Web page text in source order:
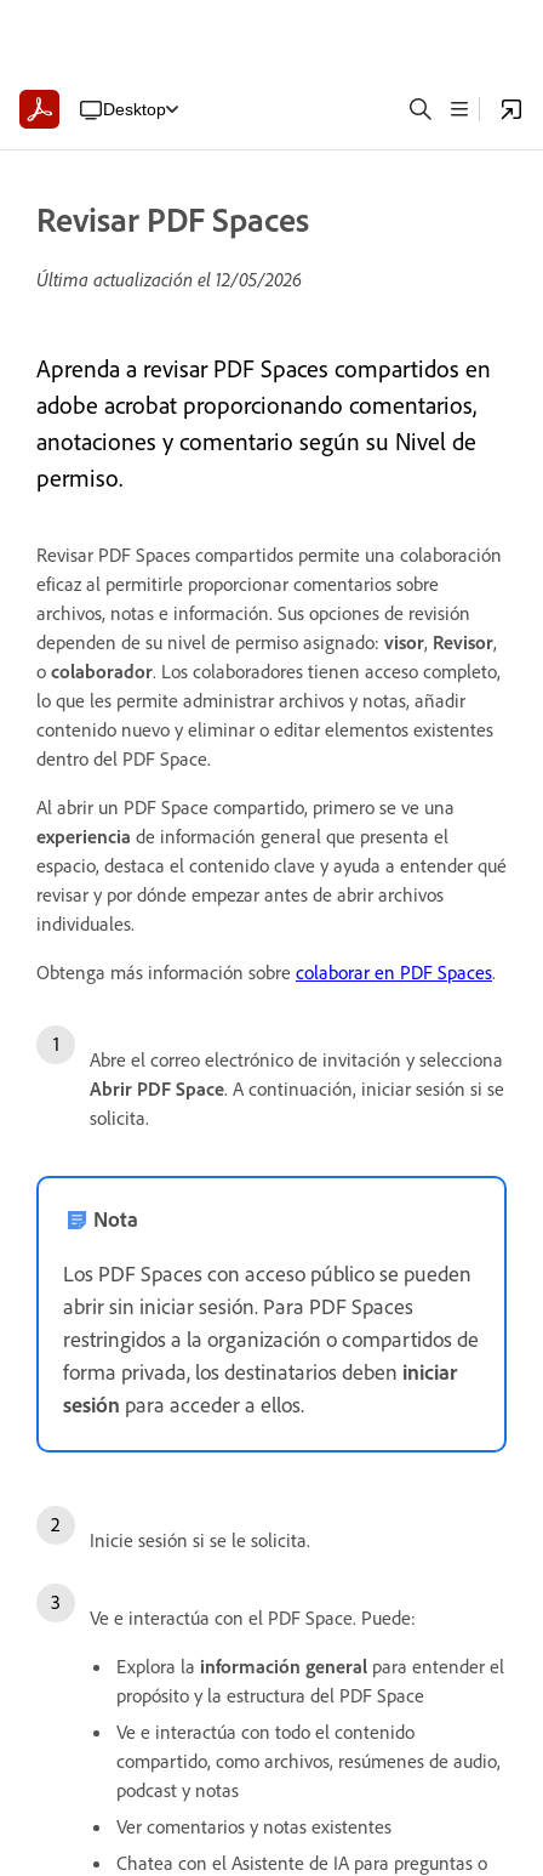
Desktop
Revisar PDF Spaces
Última actualización el 12/05/2026
Aprenda a revisar PDF Spaces compartidos en
adobe acrobat proporcionando comentarios,
anotaciones y comentario según su Nivel de
permiso.
Revisar PDF Spaces compartidos permite una colaboración
eficaz al permitirle proporcionar comentarios sobre
archivos, notas e información. Sus opciones de revisión
dependen de su nivel de permiso asignado: visor, Revisor,
o colaborador. Los colaboradores tienen acceso completo,
lo que les permite administrar archivos y notas, añadir
contenido nuevo y eliminar o editar elementos existentes
dentro del PDF Space.
Al abrir un PDF Space compartido, primero se ve una
experiencia de información general que presenta el
espacio, destaca el contenido clave y ayuda a entender qué
revisar y por dónde empezar antes de abrir archivos
individuales.
Obtenga más información sobre colaborar en PDF Spaces.
Abre el correo electrónico de invitación y selecciona
Abrir PDF Space. A continuación, iniciar sesión si se
solicita.
Nota
Los PDF Spaces con acceso público se pueden
abrir sin iniciar sesión. Para PDF Spaces
restringidos a la organización o compartidos de
forma privada, los destinatarios deben iniciar
sesión para acceder a ellos.
Inicie sesión si se le solicita.
Ve e interactúa con el PDF Space. Puede:
Explora la información general para entender el
propósito y la estructura del PDF Space
Ve e interactúa con todo el contenido
compartido, como archivos, resúmenes de audio,
podcast y notas
Ver comentarios y notas existentes
Chatea con el Asistente de IA para preguntas o